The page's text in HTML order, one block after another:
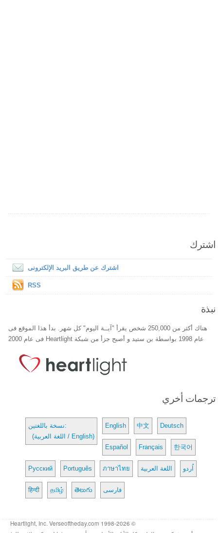
اشترك
اشترك عن طريق البريد الإلكترونى
RSS
نبذة
هناك أكثر من 250,000 شخص يقرأ "آيــة اليوم" كل شهر. بدأ هذا الموقع فى
عام 1998 بواسطة بن ستيد و أصبح جزأ من شبكة Heartlight فى عام 2000
ترجمات أخري
نسخة باللغتين:
(اللغة العربية / English)
English 中文 Deutsch
Español Français 한국어
Русский Português ภาษาไทย اللغة العربية اُردو
हिन्दी தமிழ் తెలుగు فارسی
© 1998-2026 Heartlight, Inc. Verseoftheday.com